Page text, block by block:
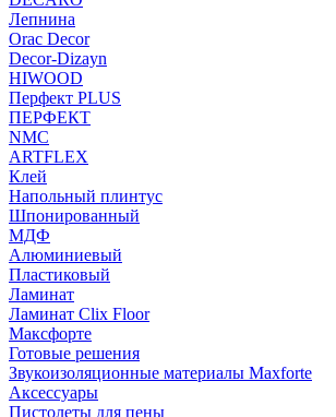
Лепнина
Orac Decor
Decor-Dizayn
HIWOOD
Перфект PLUS
ПЕРФЕКТ
NMC
ARTFLEX
Клей
Напольный плинтус
Шпонированный
МДФ
Алюминиевый
Пластиковый
Ламинат
Ламинат Clix Floor
Максфорте
Готовые решения
Звукоизоляционные материалы Maxforte
Аксессуары
Пистолеты для пены